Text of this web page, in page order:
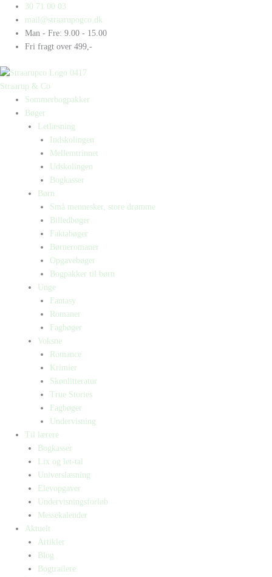
indholdet
30 71 00 03
mail@straarupogco.dk
Man - Fre: 9.00 - 15.00
Fri fragt over 499,-
Straarup & Co
Sommerbogpakker
Bøger
Letlæsning
Indskolingen
Mellemtrinnet
Udskolingen
Bogkasser
Børn
Små mennesker, store drømme
Billedbøger
Faktabøger
Børneromaner
Opgavebøger
Bogpakker til børn
Unge
Fantasy
Romaner
Fagbøger
Voksne
Romance
Krimier
Skønlitteratur
True Stories
Fagbøger
Undervisning
Til lærere
Bogkasser
Lix og let-tal
Universlæsning
Elevopgaver
Undervisningsforløb
Messekalender
Aktuelt
Artikler
Blog
Bogtrailere
Products
search
Products
search